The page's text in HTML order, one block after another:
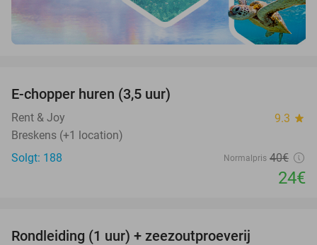
E-chopper huren (3,5 uur)
Rent & Joy 9.3 star
Breskens (+1 location)
Solgt: 188
Normalpris 40€
24€
Rondleiding (1 uur) + zeezoutproeverij